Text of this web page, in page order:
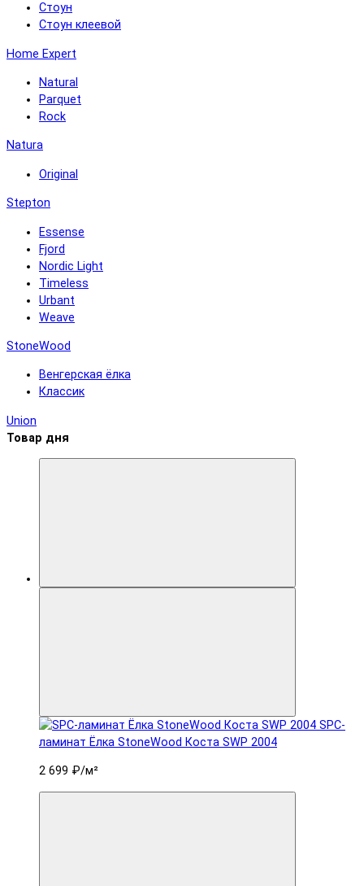
Стоун
Стоун клеевой
Home Expert
Natural
Parquet
Rock
Natura
Original
Stepton
Essense
Fjord
Nordic Light
Timeless
Urbant
Weave
StoneWood
Венгерская ёлка
Классик
Union
Товар дня
SPC-
ламинат Ëлка StoneWood Коста SWP 2004
2 699 ₽/м²